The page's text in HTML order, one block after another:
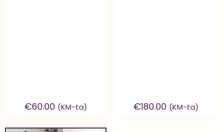
€60.00 (KM-ta) €180.00 (KM-ta)